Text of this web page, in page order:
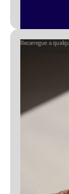
Recarregue a
Adicione